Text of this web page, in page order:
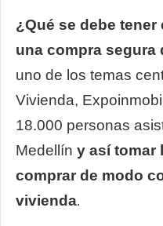
¿Qué se debe
una compra segura
uno de los temas
Vivienda,
18.000 personas
Medellín y así tomar
comprar de modo
vivienda.